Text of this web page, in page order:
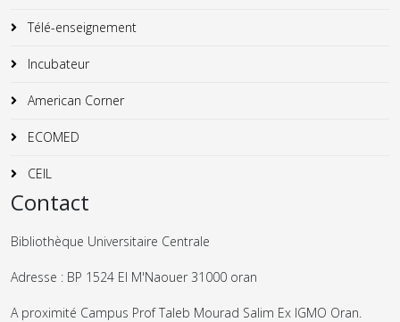
Télé-enseignement
Incubateur
American Corner
ECOMED
CEIL
Contact
Bibliothèque Universitaire Centrale
Adresse : BP 1524 El M'Naouer 31000 oran
A proximité Campus Prof Taleb Mourad Salim Ex IGMO Oran.